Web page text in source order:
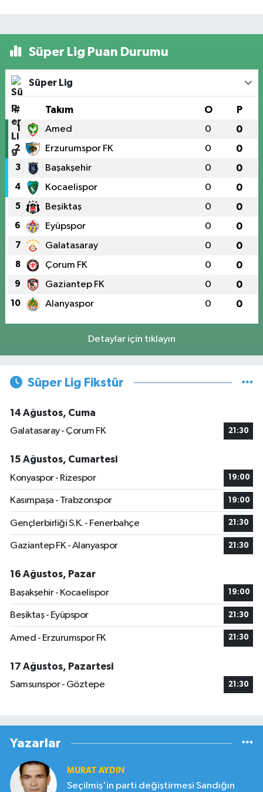
Süper Lig Puan Durumu
Süper Lig
# Takım O P
1 Amed 0 0
2 Erzurumspor FK 0 0
3 Başakşehir 0 0
4 Kocaelispor 0 0
5 Beşiktaş 0 0
6 Eyüpspor 0 0
7 Galatasaray 0 0
8 Çorum FK 0 0
9 Gaziantep FK 0 0
10 Alanyaspor 0 0
Detaylar için tıklayın
Süper Lig Fikstür
14 Ağustos, Cuma
Galatasaray - Çorum FK
21:30
15 Ağustos, Cumartesi
Konyaspor - Rizespor
19:00
Kasımpaşa - Trabzonspor 19:00
Gençlerbirliği S.K. - Fenerbahçe 21:30
Gaziantep FK - Alanyaspor 21:30
16 Ağustos, Pazar
Başakşehir - Kocaelispor
19:00
Beşiktaş - Eyüpspor 21:30
Amed - Erzurumspor FK 21:30
17 Ağustos, Pazartesi
Samsunspor - Göztepe
21:30
Yazarlar
MURAT AYDIN
Seçilmiş'in parti değiştirmesi Sandığın